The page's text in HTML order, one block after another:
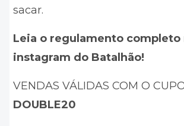
sacar.
Leia o regulamento completo
instagram do Batalhão!
VENDAS VÁLIDAS COM O
DOUBLE20